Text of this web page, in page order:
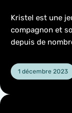
Kristel est une
compagnon et
depuis de
1 décembre 2023